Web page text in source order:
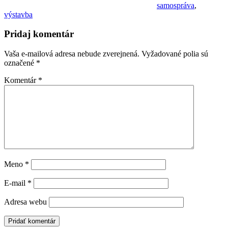
samospráva,
výstavba
Pridaj komentár
Vaša e-mailová adresa nebude zverejnená. Vyžadované polia sú
označené *
Komentár *
Meno *
E-mail *
Adresa webu